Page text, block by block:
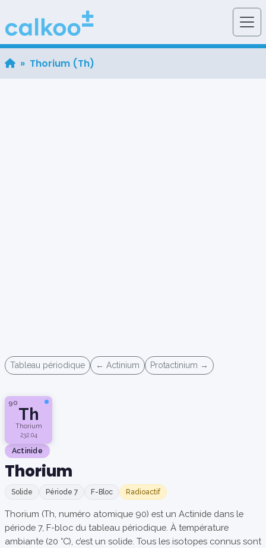
» Thorium (Th)
Tableau périodique ← Actinium Protactinium →
90
Th
Thorium
232.04
Actinide
Thorium
Solide Période 7 F-Bloc Radioactif
Thorium (Th, numéro atomique 90) est un Actinide dans le
période 7, F-bloc du tableau périodique. À température
ambiante (20 °C), c’est un solide. Tous les isotopes connus sont